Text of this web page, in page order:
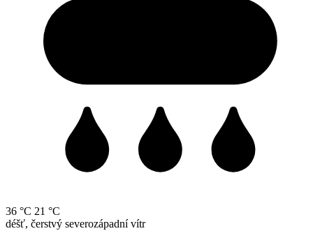
36 °C 21 °C
déšť, čerstvý severozápadní vítr